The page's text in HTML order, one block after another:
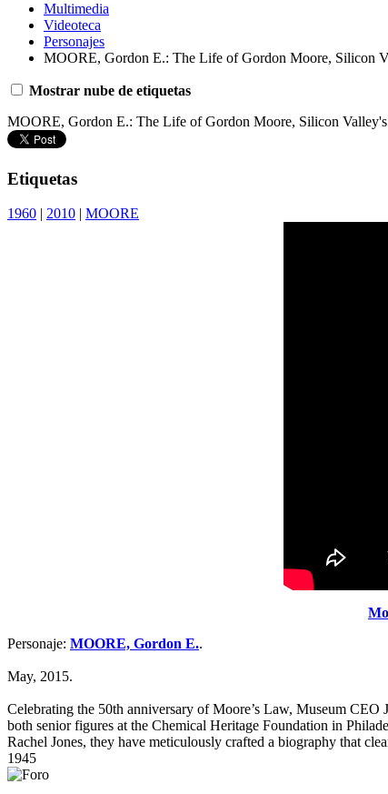
Multimedia
Videoteca
Personajes
MOORE, Gordon E.: The Life of Gordon Moore, Silicon
Mostrar nube de etiquetas
MOORE, Gordon E.: The Life of Gordon Moore, Silicon
Etiquetas
1960 | 2010 | MOORE
Personaje: MOORE, Gordon E..
May, 2015.
Celebrating the 50th anniversary of Moore’s Law, Museum
both senior figures at the Chemical Heritage Foundation in
Rachel Jones, they have meticulously crafted a biography that
1945